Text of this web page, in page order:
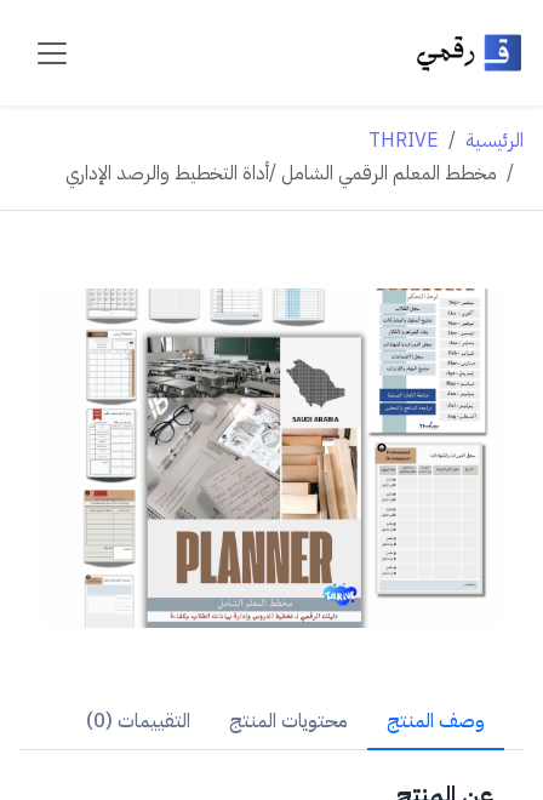
الرئيسية
THRIVE
مخطط المعلم الرقمي الشامل /أداة التخطيط والرصد الإداري
وصف المنتج محتويات المنتج التقييمات (0)